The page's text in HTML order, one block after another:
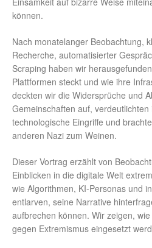
können.
Nach monatelanger Beobachtung,
Recherche, automatisierter
Scraping haben wir
Plattformen steckt und wie ihre
deckten wir die Widersprüche und
Gemeinschaften auf,
technologische Eingriffe und
anderen Nazi zum Weinen.
Dieser Vortrag erzählt von
Einblicken in die digitale Welt
wie Algorithmen, KI-Personas und
entlarven, seine Narrative
aufbrechen können. Wir zeigen,
gegen Extremismus eingesetzt